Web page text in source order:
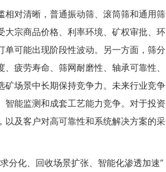
对清晰，普通振动筛、滚筒筛和通用筛
宗商品价格、利率环境、矿权审批、环
可能出现阶段性波动。另一方面，筛分
疲劳寿命、筛网耐磨性、轴承可靠性、
场景中长期保持竞争力。未来行业竞争
能监测和成套工艺能力竞争。对于投资
及客户对高可靠性和系统解决方案的采
分化、回收场景扩张、智能化渗透加速”